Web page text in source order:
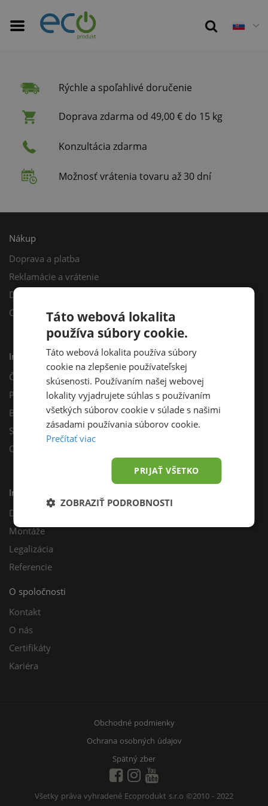
Rýchle a spoľahlivé doručenie
Doprava zdarma od 49,00 € do 15 kg
Konzultácia zdarma
Možnosť vrátenia tovaru až 30 dní
Nákup
Doprava a platba
Reklamácie a vrátenie
Darčekový poukaz
Odberné miesta
Informácie
Často kladené otázky
Poradňa
Blog
Sprievodca výberom fotovoltiky
Odporúčací program
Inštalácie
Dotácie
Montáže
Legalizácia
Referencie
O spoločnosti
Kontakt
O nás
Certifikáty
Kariéra
Obchodné podmienky
Ochrana osobných údajov
Spätný zber
Všetky práva vyhradené Ecoprodukt s.r.o ©2010 - 2022
Táto webová lokalita
používa súbory cookie.
Táto webová lokalita používa súbory
cookie na zlepšenie používateľskej
skúsenosti. Používaním našej webovej
lokality vyjadrujete súhlas s používaním
všetkých súborov cookie v súlade s našimi
zásadami používania súborov cookie.
Prečítať viac
PRIJAŤ VŠETKO
ZOBRAZIŤ PODROBNOSTI